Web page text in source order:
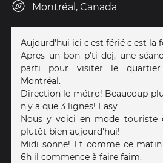
Montréal, Canada
Aujourd'hui ici c'est férié c'est la
Apres un bon p'ti dej, une
parti pour visiter le
Montréal.
Direction le métro! Beaucoup
n'y a que 3 lignes! Easy
Nous y voici en mode touriste
plutôt bien aujourd'hui!
Midi sonne! Et comme ce
6h il commence à faire faim.